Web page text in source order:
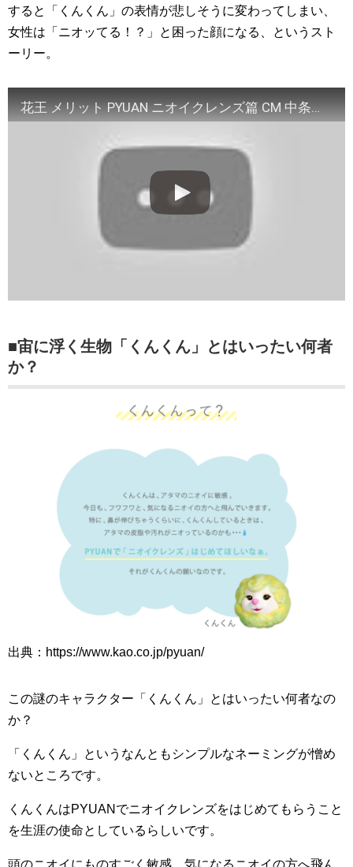
すると「くんくん」の表情が悲しそうに変わってしまい、
女性は「ニオッてる！？」と困った顔になる、というスト
ーリー。
花王 メリット PYUAN ニオイクレンズ篇 CM 中条あやみ
■宙に浮く生物「くんくん」とはいったい何者
か？
出典：https://www.kao.co.jp/pyuan/
この謎のキャラクター「くんくん」とはいったい何者なの
か？
「くんくん」というなんともシンプルなネーミングが憎め
ないところです。
くんくんはPYUANでニオイクレンズをはじめてもらうこと
を生涯の使命としているらしいです。